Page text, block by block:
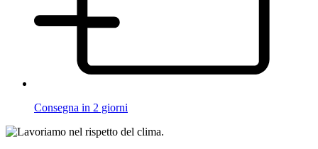
Consegna in 2 giorni